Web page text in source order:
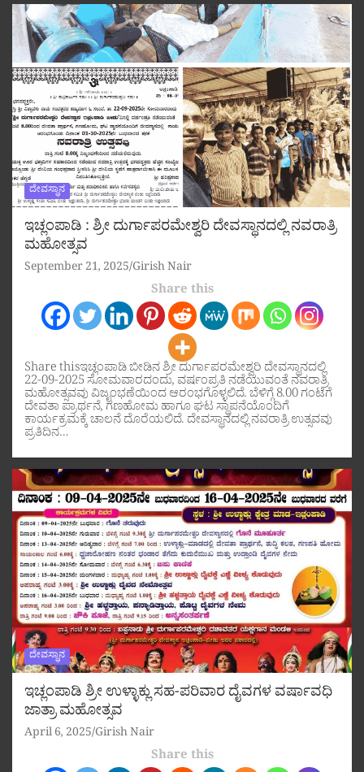
ದೇವಸ್ಥಾನ
ಇಚ್ಲಂಪಾಡಿ : ಶ್ರೀ ದುರ್ಗಾಪರಮೇಶ್ವರಿ ದೇವಸ್ಥಾನದಲ್ಲಿ ನವರಾತ್ರಿ
ಮಹೋತ್ಸವ
September 21, 2025 Girish Nair
Share this
Share thisಇಚ್ಲಂಪಾಡಿ ಬೀಡಿನ ಶ್ರೀ ದುರ್ಗಾಪರಮೇಶ್ವರಿ ದೇವಸ್ಥಾನದಲ್ಲಿ
22-09-2025 ಸೋಮವಾರದಂದು, ವರ್ಷಂಪ್ರತಿ ನಡೆಯುವಂತೆ ನವರಾತ್ರಿ
ಮಹೋತ್ಸವವು ವಿಜೃಂಭಣೆಯಿಂದ ಆರಂಭಗೊಳ್ಳಲಿದೆ. ಬೆಳಿಗ್ಗೆ 8.00 ಗಂಟೆಗೆ
ದೇವತಾ ಪ್ರಾರ್ಥನೆ, ಗಣಹೋಮ ಹಾಗೂ ಘಟ ಸ್ಥಾಪನೆಯೊಂದಿಗೆ
ಕಾರ್ಯಕ್ರಮಕ್ಕೆ ಚಾಲನೆ ದೊರೆಯಲಿದೆ. ದೇವಸ್ಥಾನದಲ್ಲಿ ನವರಾತ್ರಿ ಉತ್ಸವವು
ಪ್ರತಿದಿನ…
ದೇವಸ್ಥಾನ
ಇಚ್ಲಂಪಾಡಿ ಶ್ರೀ ಉಳ್ಳಾಕ್ಲು ಸಹ-ಪರಿವಾರ ದೈವಗಳ ವರ್ಷಾವಧಿ
ಜಾತ್ರಾ ಮಹೋತ್ಸವ
April 6, 2025 Girish Nair
Share this